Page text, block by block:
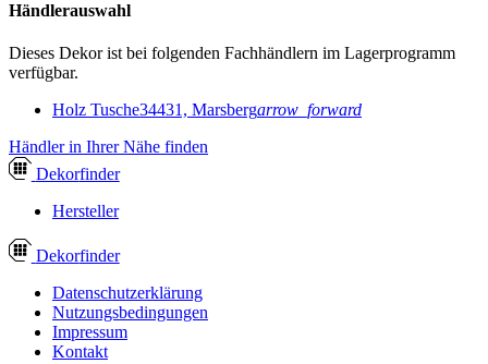
Händlerauswahl
Dieses Dekor ist bei folgenden Fachhändlern im Lagerprogramm
verfügbar.
Holz Tusche34431, Marsbergarrow_forward
Händler in Ihrer Nähe finden
Dekorfinder
Hersteller
Dekorfinder
Datenschutzerklärung
Nutzungsbedingungen
Impressum
Kontakt